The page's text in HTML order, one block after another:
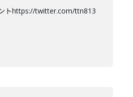
トhttps://twitter.com/ttn813